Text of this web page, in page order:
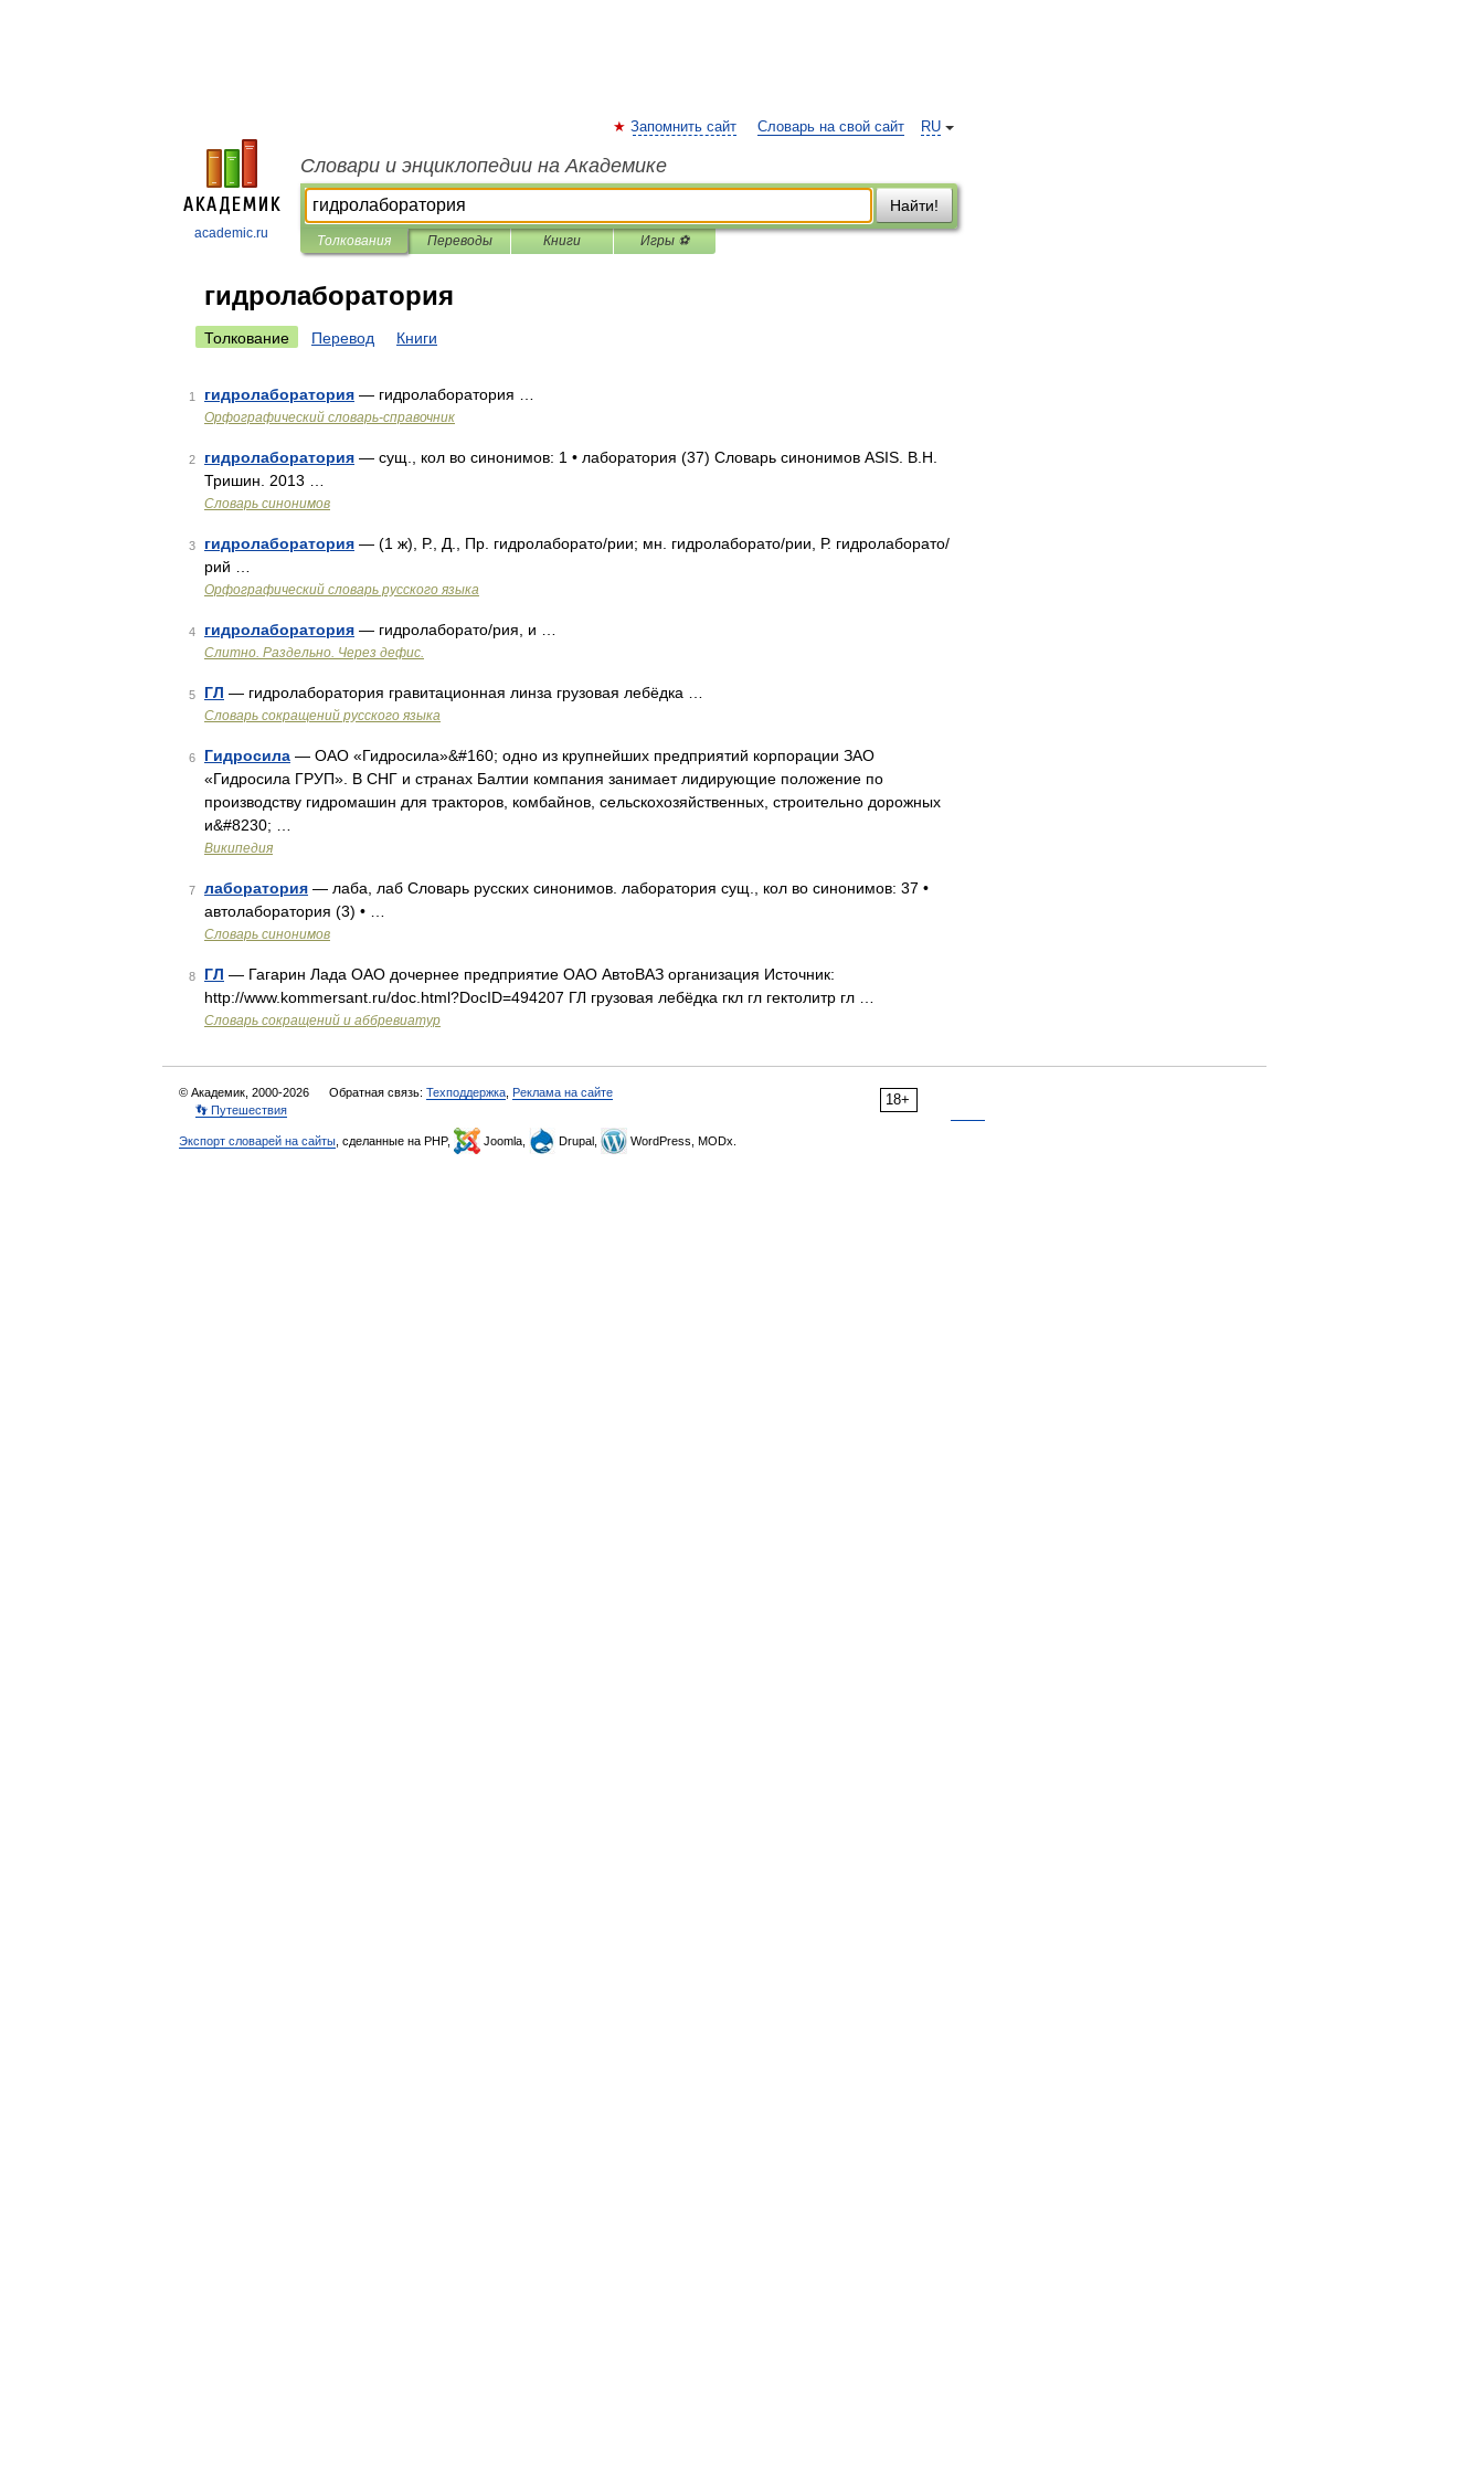
academic.ru
RU
Запомнить сайт Словарь на свой сайт
Словари и энциклопедии на Академике
Найти!
Толкования Переводы Книги Игры ⚽
гидролаборатория
Толкование Перевод Книги
1 гидролаборатория — гидролаборатория …
Орфографический словарь-справочник
2 гидролаборатория — сущ., кол во синонимов: 1 • лаборатория (37) Словарь синонимов ASIS. В.Н.
Тришин. 2013 …
Словарь синонимов
3 гидролаборатория — (1 ж), Р., Д., Пр. гидролаборато/рии; мн. гидролаборато/рии, Р. гидролаборато/
рий …
Орфографический словарь русского языка
4 гидролаборатория — гидролаборато/рия, и …
Слитно. Раздельно. Через дефис.
5 ГЛ — гидролаборатория гравитационная линза грузовая лебёдка …
Словарь сокращений русского языка
6 Гидросила — ОАО «Гидросила»&#160; одно из крупнейших предприятий корпорации ЗАО
«Гидросила ГРУП». В СНГ и странах Балтии компания занимает лидирующие положение по
производству гидромашин для тракторов, комбайнов, сельскохозяйственных, строительно дорожных
и&#8230; …
Википедия
7 лаборатория — лаба, лаб Словарь русских синонимов. лаборатория сущ., кол во синонимов: 37 •
автолаборатория (3) • …
Словарь синонимов
8 ГЛ — Гагарин Лада ОАО дочернее предприятие ОАО АвтоВАЗ организация Источник:
http://www.kommersant.ru/doc.html?DocID=494207 ГЛ грузовая лебёдка гкл гл гектолитр гл …
Словарь сокращений и аббревиатур
18+
© Академик, 2000-2026 Обратная связь: Техподдержка Реклама на сайте
👣 Путешествия
Экспорт словарей на сайты , сделанные на PHP, Joomla, Drupal, WordPress, MODx.